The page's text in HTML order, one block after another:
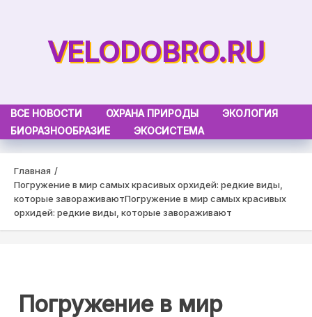
VELODOBRO.RU
ВСЕ НОВОСТИ ОХРАНА ПРИРОДЫ
ЭКОЛОГИЯ
БИОРАЗНООБРАЗИЕ
ЭКОСИСТЕМА
Главная
Погружение в мир самых красивых орхидей: редкие виды,
которые завораживаютПогружение в мир самых красивых
орхидей: редкие виды, которые завораживают
Погружение в мир